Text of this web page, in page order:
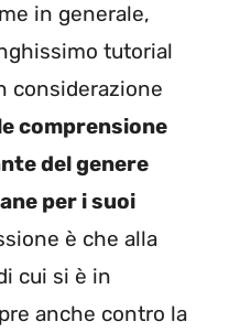
in generale,
tutorial
considerazione
comprensione
del genere
per i suoi
è che alla
cui si è in
anche contro la